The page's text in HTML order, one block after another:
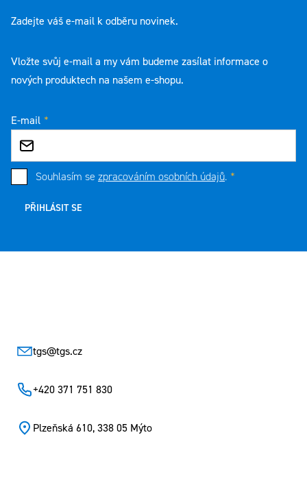
Zadejte váš e-mail k odběru novinek.
Vložte svůj e-mail a my vám budeme zasílat informace o
nových produktech na našem e-shopu.
E-mail
Souhlasím se zpracováním osobních údajů.
PŘIHLÁSIT SE
tgs@tgs.cz
+420 371 751 830
Plzeňská 610, 338 05 Mýto